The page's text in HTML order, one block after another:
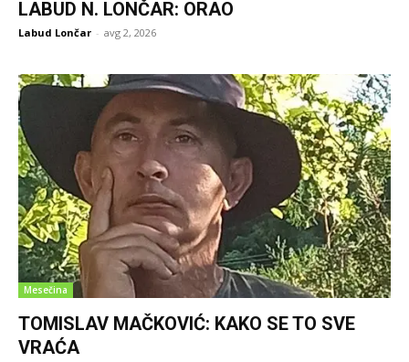
LABUD N. LONČAR: ORAO
Labud Lončar - avg 2, 2026
Mesečina
TOMISLAV MAČKOVIĆ: KAKO SE TO SVE
VRAĆA